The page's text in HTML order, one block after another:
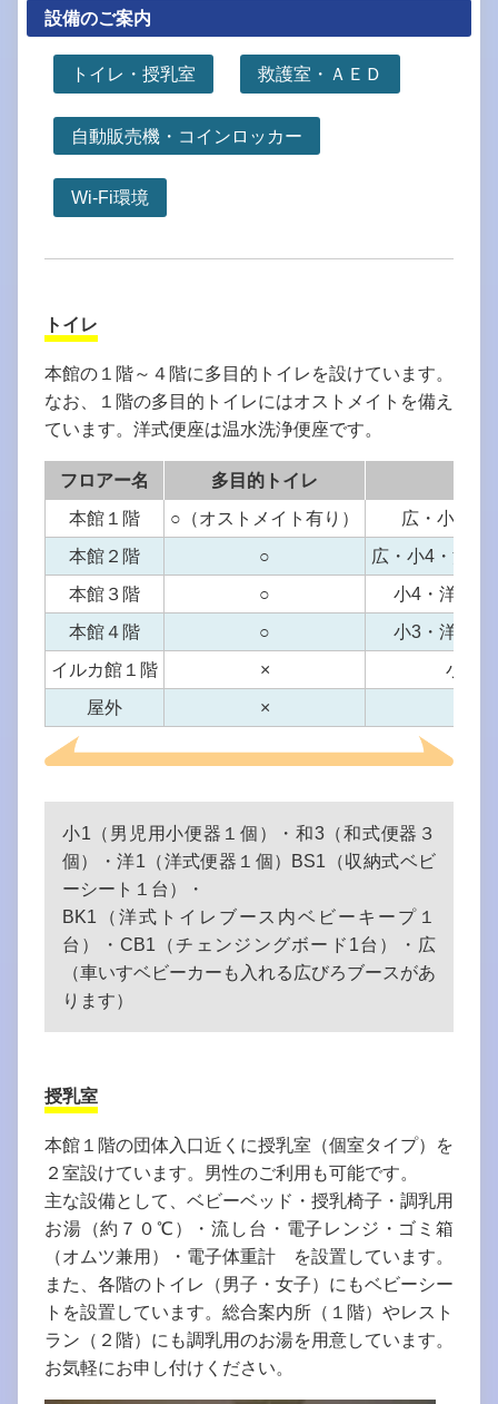
設備のご案内
トイレ・授乳室 救護室・ＡＥＤ
自動販売機・コインロッカー
Wi-Fi環境
トイレ
本館の１階～４階に多目的トイレを設けています。
なお、１階の多目的トイレにはオストメイトを備え
ています。洋式便座は温水洗浄便座です。
フロアー名 多目的トイレ
本館１階
○（オストメイト有り）
広・小6・
本館２階
○
広・小4・洋2
本館３階
○
小4・洋1・
本館４階
○
小3・洋1・
イルカ館１階
×
小3・
屋外
×
小1（男児用小便器１個）・和3（和式便器３
個）・洋1（洋式便器１個）BS1（収納式ベビ
ーシート１台）・
BK1（洋式トイレブース内ベビーキープ１
台）・CB1（チェンジングボード1台）・広
（車いすベビーカーも入れる広びろブースがあ
ります）
授乳室
本館１階の団体入口近くに授乳室（個室タイプ）を
２室設けています。男性のご利用も可能です。
主な設備として、ベビーベッド・授乳椅子・調乳用
お湯（約７０℃）・流し台・電子レンジ・ゴミ箱
（オムツ兼用）・電子体重計 を設置しています。
また、各階のトイレ（男子・女子）にもベビーシー
トを設置しています。総合案内所（１階）やレスト
ラン（２階）にも調乳用のお湯を用意しています。
お気軽にお申し付けください。